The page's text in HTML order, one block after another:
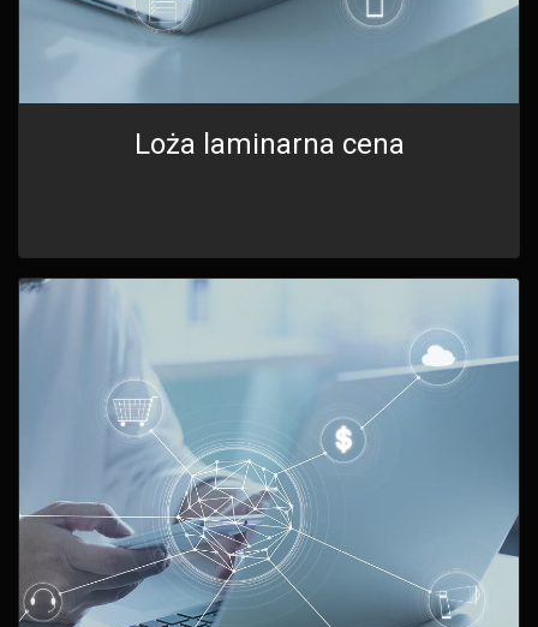
Loża laminarna cena